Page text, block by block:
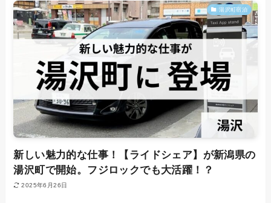
湯沢町宿泊
新しい魅力的な仕事！【ライドシェア】が新潟県の
湯沢町で開始。フジロックでも大活躍！？
2025年6月26日